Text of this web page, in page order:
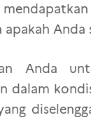
Anda
Anda
dalam